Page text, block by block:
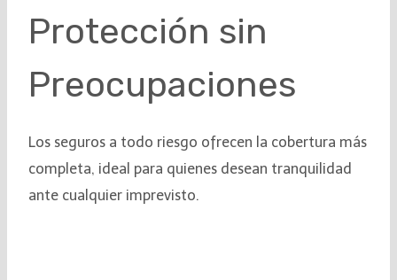
Protección sin
Preocupaciones
Los seguros a todo riesgo ofrecen la cobertura más
completa, ideal para quienes desean tranquilidad
ante cualquier imprevisto.